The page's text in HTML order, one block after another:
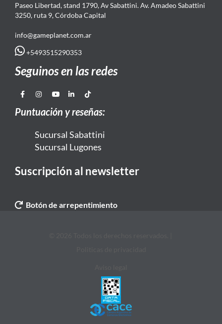
Paseo Libertad, stand 1790, Av Sabattini. Av. Amadeo Sabattini
3250, ruta 9, Córdoba Capital
info@gameplanet.com.ar
+5493515290353
Seguinos en las redes
Puntuación y reseñas:
Sucursal Sabattini
Sucursal Lugones
Suscripción al newsletter
Botón de arrepentimiento